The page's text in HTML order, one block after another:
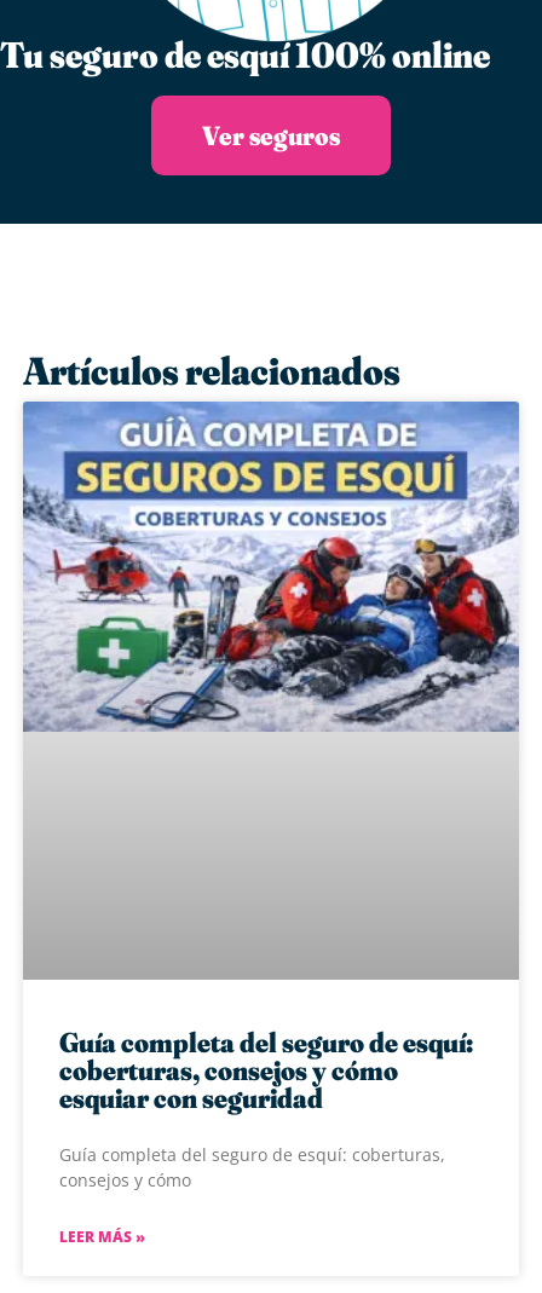
Tu seguro de esquí 100% online
Ver seguros
Artículos relacionados
Guía completa del seguro de esquí:
coberturas, consejos y cómo
esquiar con seguridad
Guía completa del seguro de esquí: coberturas,
consejos y cómo
LEER MÁS »